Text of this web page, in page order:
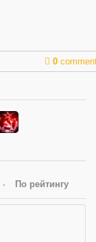
0
По рейтингу